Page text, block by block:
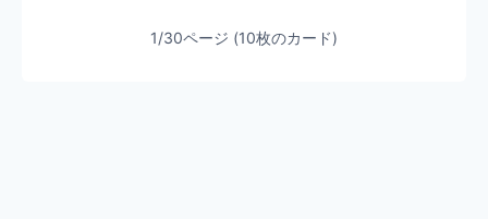
1/30ページ (10枚のカード)